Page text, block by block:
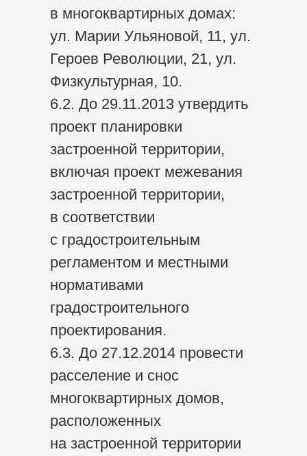
в многоквартирных домах:
ул. Марии Ульяновой, 11, ул.
Героев Революции, 21, ул.
Физкультурная, 10.
6.2. До 29.11.2013 утвердить
проект планировки
застроенной территории,
включая проект межевания
застроенной территории,
в соответствии
с градостроительным
регламентом и местными
нормативами
градостроительного
проектирования.
6.3. До 27.12.2014 провести
расселение и снос
многоквартирных домов,
расположенных
на застроенной территории